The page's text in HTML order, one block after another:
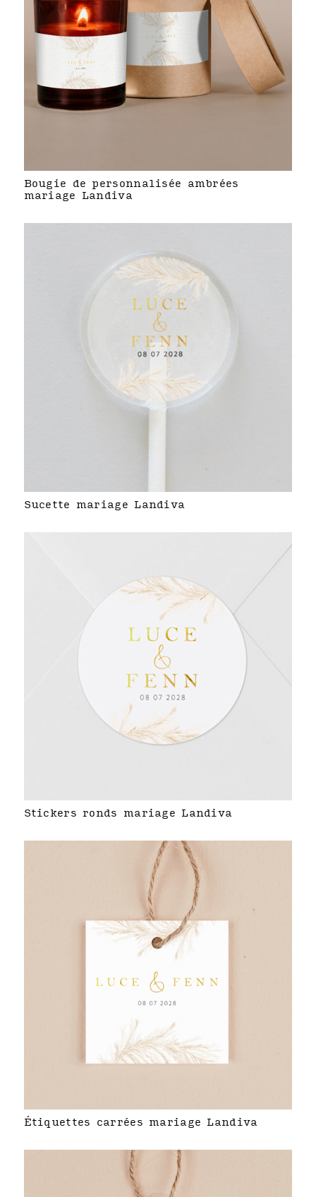
Bougie de personnalisée ambrées
mariage Landiva
Sucette mariage Landiva
Stickers ronds mariage Landiva
Étiquettes carrées mariage Landiva